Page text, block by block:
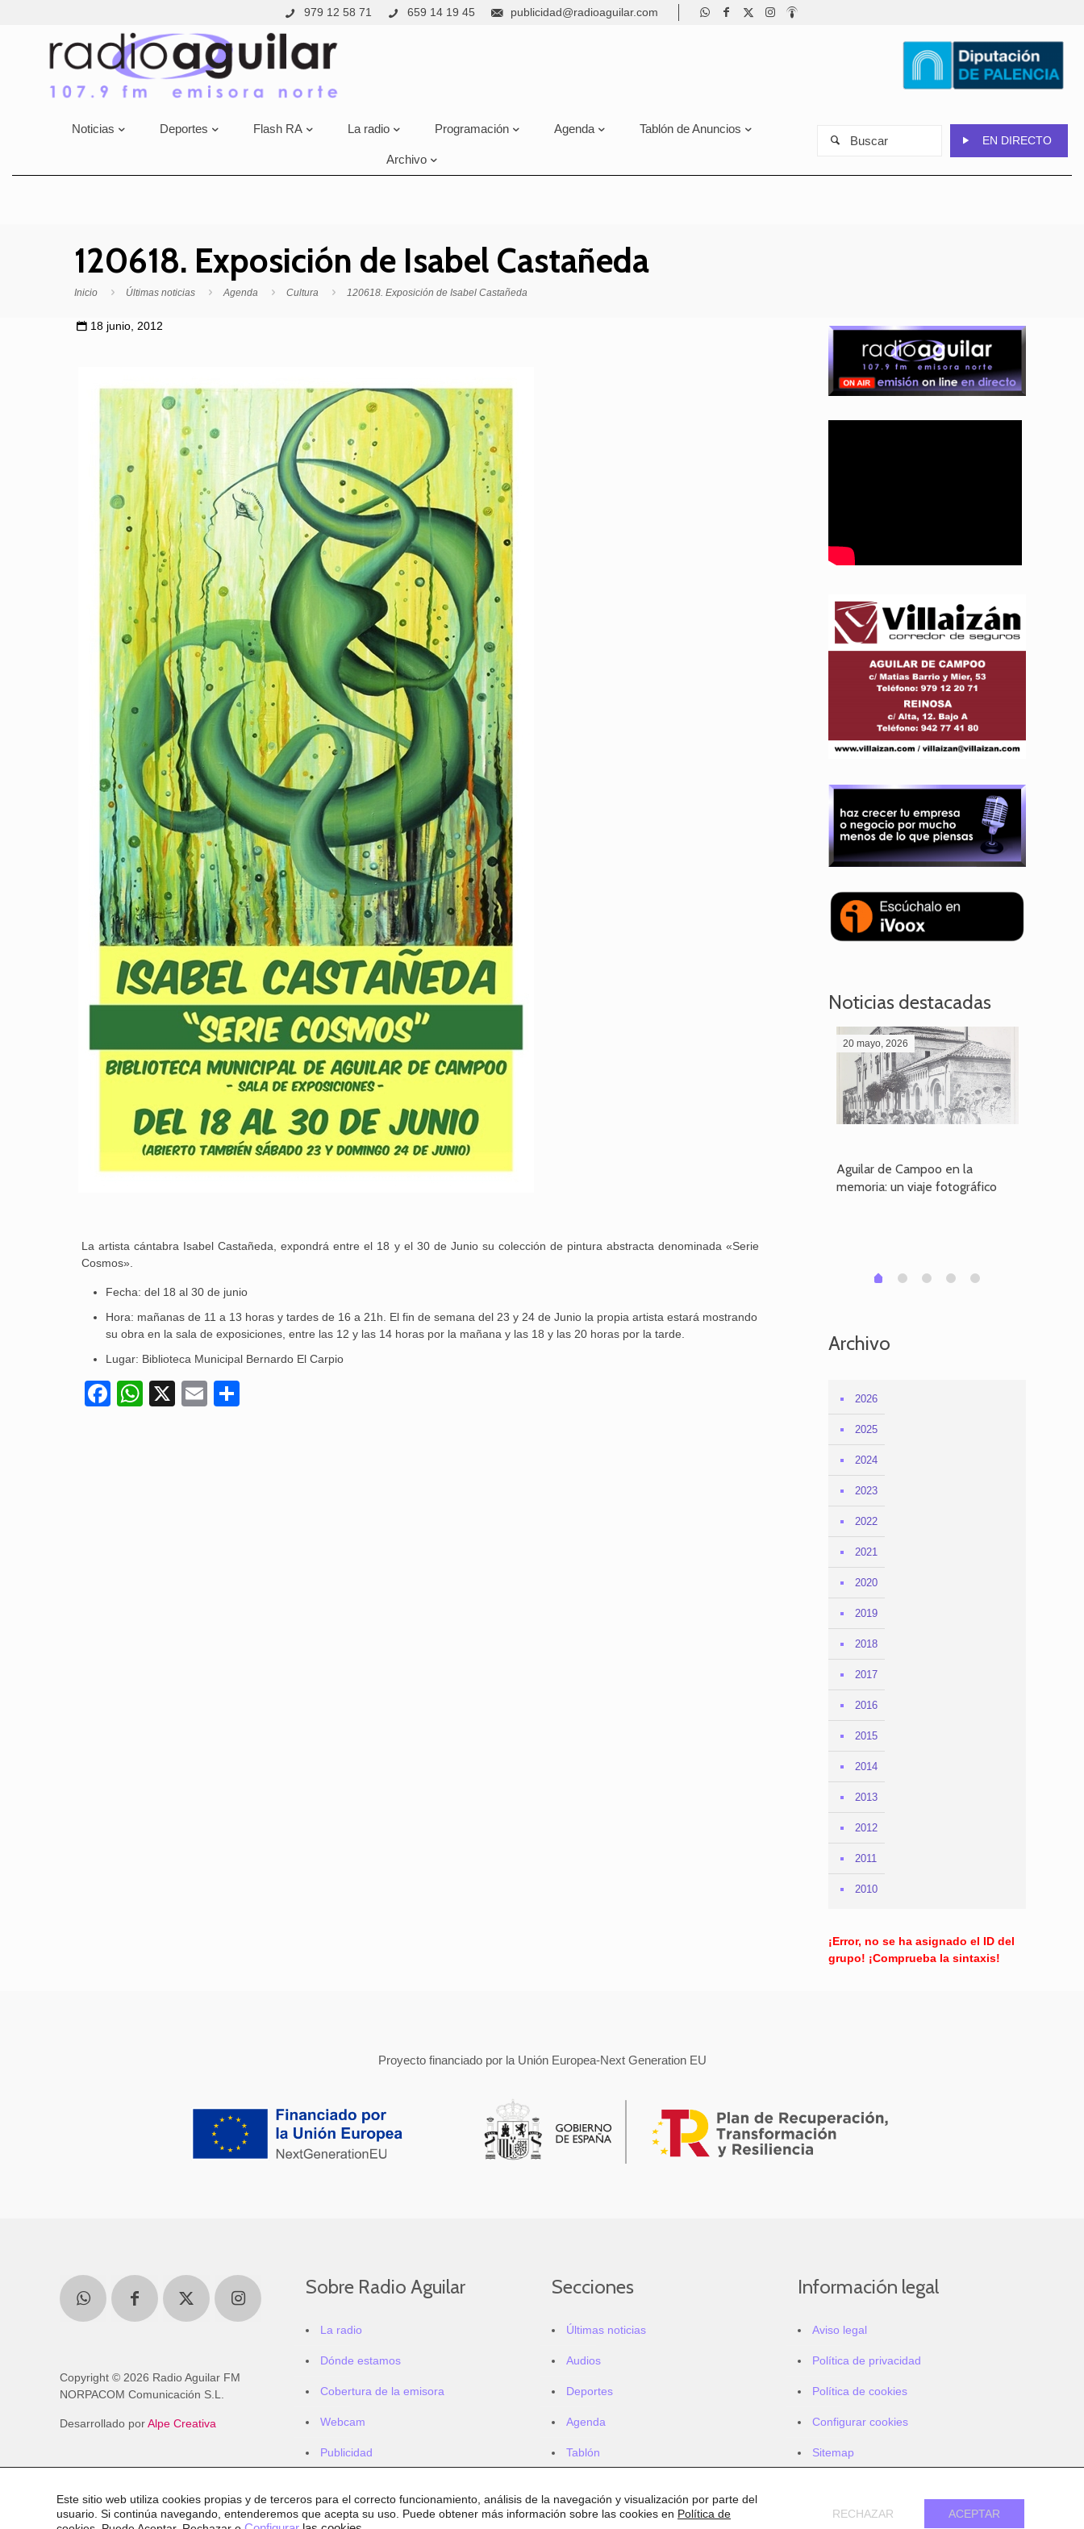
979 12 58 71 659 14 19 45 publicidad@radioaguilar.com
Noticias Deportes Flash RA La radio Programación Agenda Tablón de Anuncios
Archivo
EN DIRECTO
120618. Exposición de Isabel Castañeda
Inicio Últimas noticias Agenda Cultura 120618. Exposición de Isabel Castañeda
18 junio, 2012
La artista cántabra Isabel Castañeda, expondrá entre el 18 y el 30 de Junio su colección de pintura abstracta denominada «Serie
Cosmos».
Fecha: del 18 al 30 de junio
Hora: mañanas de 11 a 13 horas y tardes de 16 a 21h. El fin de semana del 23 y 24 de Junio la propia artista estará mostrando
su obra en la sala de exposiciones, entre las 12 y las 14 horas por la mañana y las 18 y las 20 horas por la tarde.
Lugar: Biblioteca Municipal Bernardo El Carpio
Facebook
WhatsApp
X Email
Noticias destacadas
20 mayo, 2026
Aguilar de Campoo en la
memoria: un viaje fotográfico
0 1 2 3 4
Archivo
2026
2025
2024
2023
2022
2021
2020
2019
2018
2017
2016
2015
2014
2013
2012
2011
2010
¡Error, no se ha asignado el ID del
grupo! ¡Comprueba la sintaxis!
Proyecto financiado por la Unión Europea-Next Generation EU
Copyright © 2026 Radio Aguilar FM
NORPACOM Comunicación S.L.
Desarrollado porAlpe Creativa
Sobre Radio Aguilar
La radio
Dónde estamos
Cobertura de la emisora
Webcam
Publicidad
Secciones
Últimas noticias
Audios
Deportes
Agenda
Tablón
Información legal
Aviso legal
Política de privacidad
Política de cookies
Configurar cookies
Sitemap
Este sitio web utiliza cookies propias y de terceros para el correcto funcionamiento, análisis de la navegación y visualización por parte del
usuario. Si continúa navegando, entenderemos que acepta su uso. Puede obtener más información sobre las cookies en Política de
ACEPTAR
RECHAZAR